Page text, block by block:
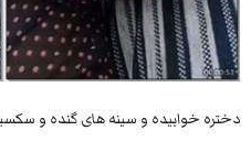
دختره خوابیده و سینه های گنده و